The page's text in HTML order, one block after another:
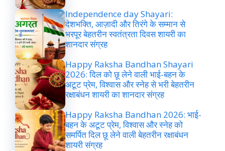
Independence day Shayari:
देशभक्ति, आज़ादी और तिरंगे के सम्मान से
भरपूर बेहतरीन स्वतंत्रता दिवस शायरी का
शानदार संग्रह
Happy Raksha Bandhan Shayari
2026: दिल को छू लेने वाली भाई-बहन के
अटूट प्रेम, विश्वास और स्नेह से भरी बेहतरीन
रक्षाबंधन शायरी का शानदार संग्रह
Happy Raksha Bandhan 2026: भाई-
बहन के अटूट प्रेम, विश्वास और स्नेह को
समर्पित दिल छू लेने वाली बेहतरीन रक्षाबंधन
शायरी संग्रह